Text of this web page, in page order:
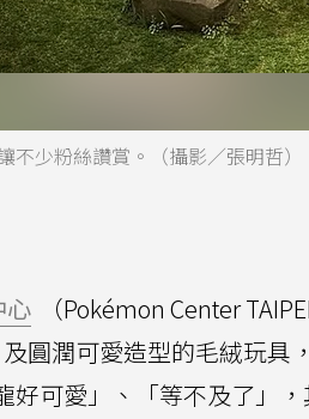
少粉絲讚賞。（攝影／張明哲）
心 （Pokémon Center
及圓潤可愛造型的毛絨玩具
好可愛」、「等不及了」